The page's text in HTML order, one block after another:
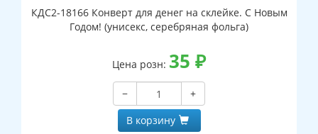
КДС2-18166 Конверт для денег на склейке. С Новым
Годом! (унисекс, серебряная фольга)
Цена розн: 35 ₽
−
+
В корзину